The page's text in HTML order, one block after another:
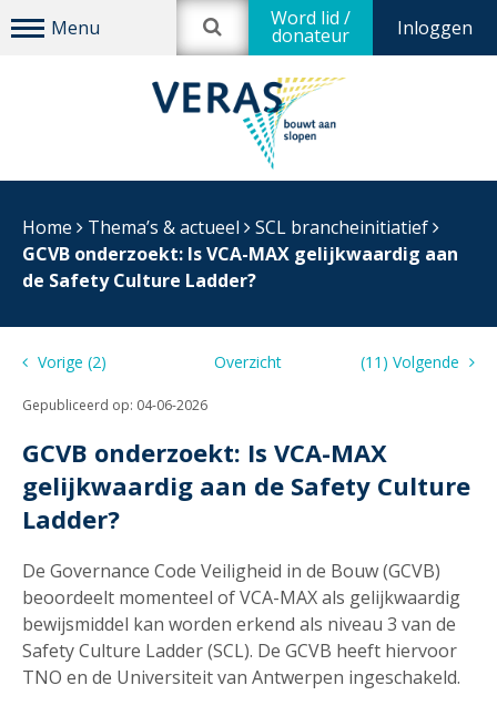
Inloggen
Word lid /
donateur
Home Thema’s & actueel
SCL brancheinitiatief
GCVB onderzoekt: Is VCA-MAX gelijkwaardig aan
de Safety Culture Ladder?
Vorige (2) Overzicht (11) Volgende
Gepubliceerd op: 04-06-2026
GCVB onderzoekt: Is VCA-MAX
gelijkwaardig aan de Safety Culture
Ladder?
De Governance Code Veiligheid in de Bouw (GCVB)
beoordeelt momenteel of VCA-MAX als gelijkwaardig
bewijsmiddel kan worden erkend als niveau 3 van de
Safety Culture Ladder (SCL). De GCVB heeft hiervoor
TNO en de Universiteit van Antwerpen ingeschakeld.